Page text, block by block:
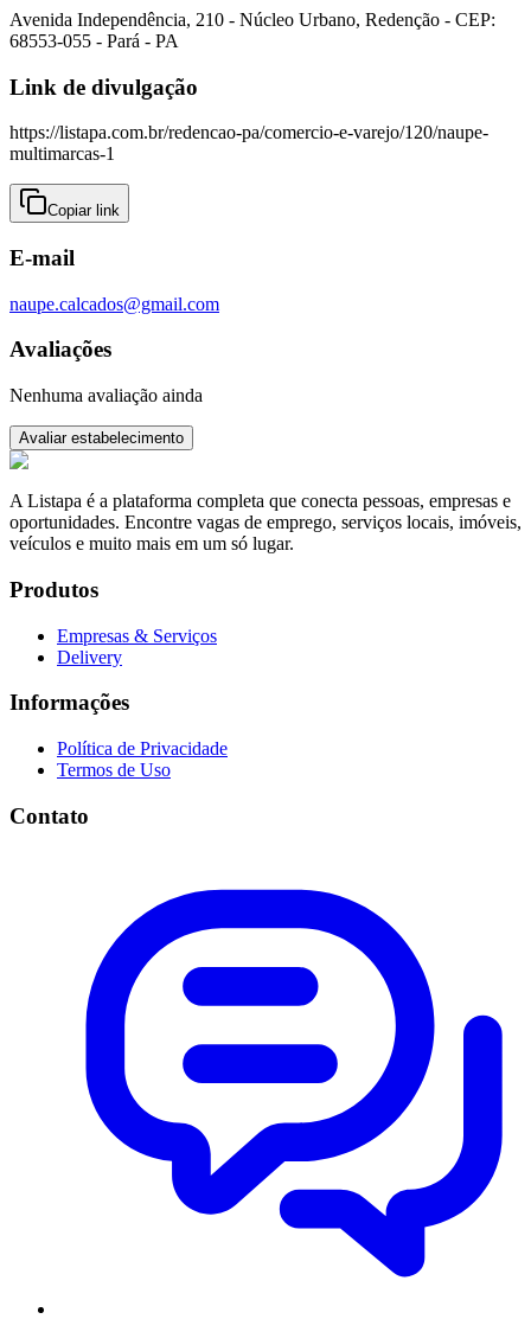
Avenida Independência, 210 - Núcleo Urbano, Redenção - CEP:
68553-055 - Pará - PA
Link de divulgação
https://listapa.com.br/redencao-pa/comercio-e-varejo/120/naupe-
multimarcas-1
Copiar link
E-mail
naupe.calcados@gmail.com
Avaliações
Nenhuma avaliação ainda
Avaliar estabelecimento
A Listapa é a plataforma completa que conecta pessoas, empresas e
oportunidades. Encontre vagas de emprego, serviços locais, imóveis,
veículos e muito mais em um só lugar.
Produtos
Empresas & Serviços
Delivery
Informações
Política de Privacidade
Termos de Uso
Contato